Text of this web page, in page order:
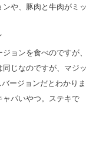
や、豚肉と牛肉がミッ
ョンを食べのですが、
じなのですが、マジッ
ージョンだとわかりま
パいやつ。ステキで